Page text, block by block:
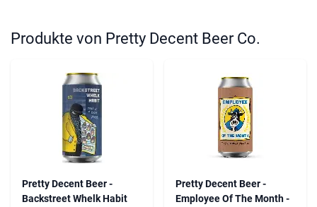
Produkte von Pretty Decent Beer Co.
Pretty Decent Beer -
Backstreet Whelk Habit
Pretty Decent Beer -
Employee Of The Month -